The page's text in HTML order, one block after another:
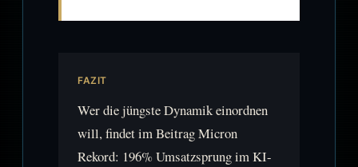
FAZIT
Wer die jüngste Dynamik einordnen
will, findet im Beitrag Micron
Rekord: 196% Umsatzsprung im KI-